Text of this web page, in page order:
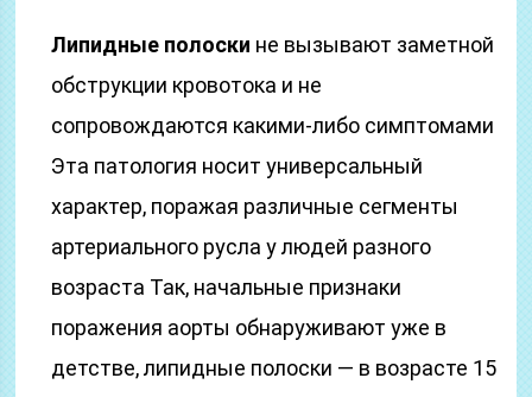
Липидные полоски не вызывают заметной
обструкции кровотока и не
сопровождаются какими-либо симптомами
Эта патология носит универсальный
характер, поражая различные сегменты
артериального русла у людей разного
возраста Так, начальные признаки
поражения аорты обнаруживают уже в
детстве, липидные полоски — в возрасте 15